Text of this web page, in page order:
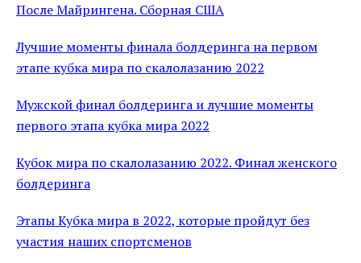
После Майрингена. Сборная США
Лучшие моменты финала болдеринга на первом
этапе кубка мира по скалолазанию 2022
Мужской финал болдеринга и лучшие моменты
первого этапа кубка мира 2022
Кубок мира по скалолазанию 2022. Финал женского
болдеринга
Этапы Кубка мира в 2022, которые пройдут без
участия наших спортсменов